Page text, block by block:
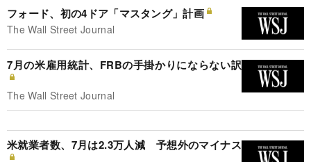
フォード、初の4ドア「マスタング」計画
The Wall Street Journal
7月の米雇用統計、FRBの手掛かりにならない訳
The Wall Street Journal
米就業者数、7月は2.3万人減 予想外のマイナス